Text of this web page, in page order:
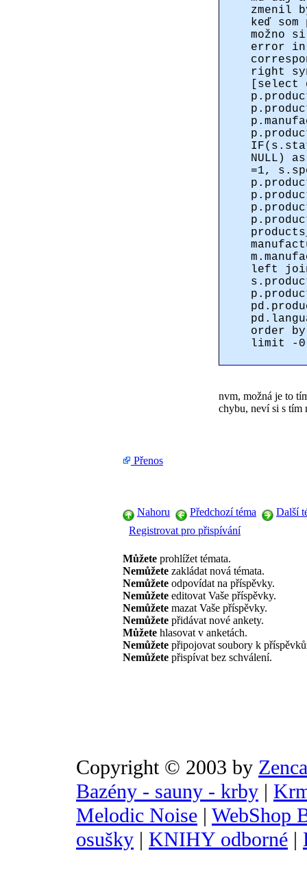
zmenil
keď
možno
error in
right
[select
NULL)
=1,
left join
order
limit -
nvm, možná je to
chybu, neví si s tím
Přenos
Nahoru Předchozí téma
Další
Registrovat pro přispívání
Můžete prohlížet témata.
Nemůžete zakládat nová témata.
Nemůžete odpovídat na příspěvky.
Nemůžete editovat Vaše příspěvky.
Nemůžete mazat Vaše příspěvky.
Nemůžete přidávat nové ankety.
Můžete hlasovat v anketách.
Nemůžete připojovat soubory k
Nemůžete přispívat bez schválení.
Copyright © 2003 by
Bazény - sauny - krby |
Melodic Noise | WebShop
osušky | KNIHY odborné |